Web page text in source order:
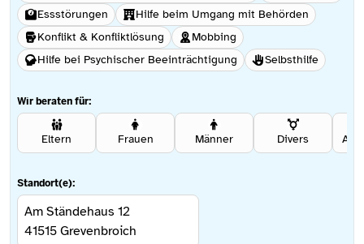
Essstörungen
Hilfe beim Umgang mit Behörden
Konflikt & Konfliktlösung
Mobbing
Hilfe bei Psychischer Beeinträchtigung
Selbsthilfe
Wir beraten für:
Eltern Frauen Männer Divers
Standort(e):
Am Ständehaus 12
41515 Grevenbroich